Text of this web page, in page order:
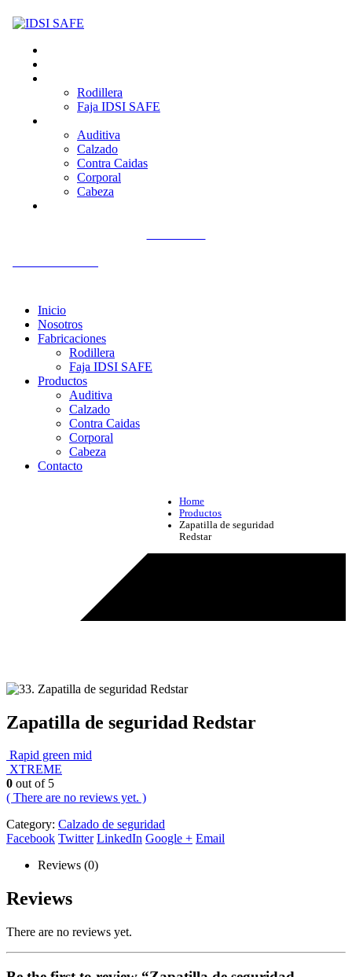
Rodillera
Faja IDSI SAFE
Auditiva
Calzado
Contra Caidas
Corporal
Cabeza
Inicio
Nosotros
Fabricaciones
Rodillera
Faja IDSI SAFE
Productos
Auditiva
Calzado
Contra Caidas
Corporal
Cabeza
Contacto
Home
Productos
Zapatilla de seguridad
Redstar
Zapatilla de seguridad Redstar
Rapid green mid
XTREME
0 out of 5
( There are no reviews yet. )
Category: Calzado de seguridad
Facebook Twitter LinkedIn Google + Email
Reviews (0)
Reviews
There are no reviews yet.